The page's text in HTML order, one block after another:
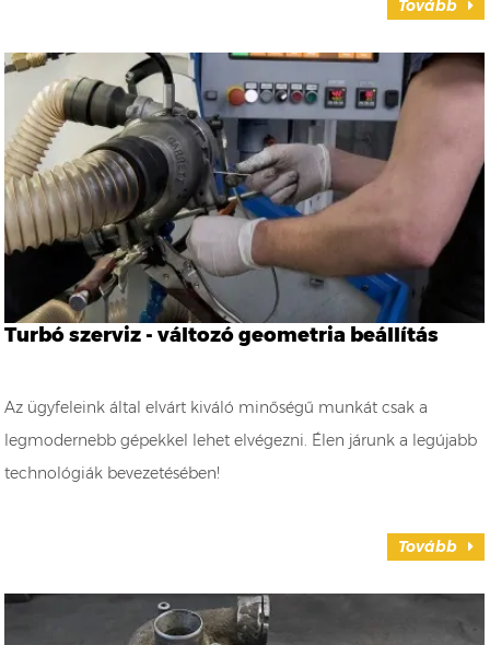
Tovább
Turbó szerviz - változó geometria beállítás
Az ügyfeleink által elvárt kiváló minőségű munkát csak a
legmodernebb gépekkel lehet elvégezni. Élen járunk a legújabb
technológiák bevezetésében!
Tovább